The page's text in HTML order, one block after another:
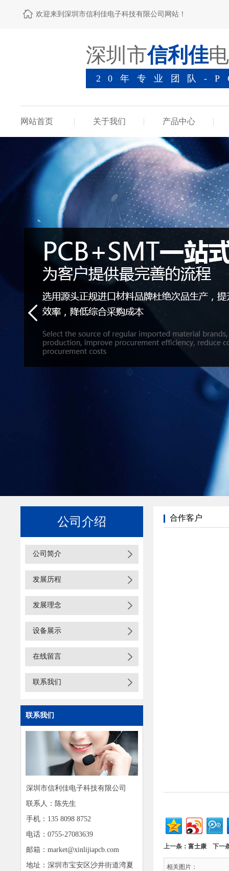
欢迎来到深圳市信利佳电子科技有限公司网站！
深圳市信利佳
20年专业团队-
网站首页 关于我们 产品中心
公司介绍
公司简介
发展历程
发展理念
设备展示
在线留言
联系我们
联系我们
深圳市信利佳电子科技有限公司
联系人：陈先生
手机：135 8098 8752
电话：0755-27083639
邮箱：market@xinlijiapcb.com
地址：深圳市宝安区沙井街道湾夏
合作客户
上一条： 富士康 下一
相关图片：